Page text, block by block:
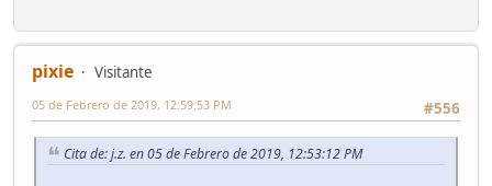
pixie
Visitante
#556
05 de Febrero de 2019, 12:59:53 PM
Cita de: j.z. en 05 de Febrero de 2019, 12:53:12 PM